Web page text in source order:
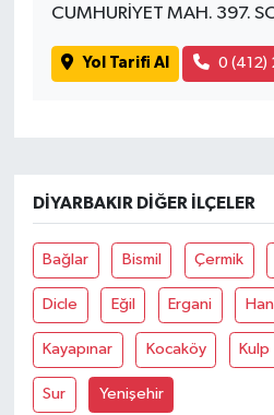
CUMHURİYET MAH. 397.
Yol Tarifi Al 0 (412)
DIYARBAKIR DIĞER İLÇELER
Bağlar Bismil Çermik
Dicle Eğil Ergani
Kayapınar Kocaköy Kulp
Sur Yenişehir